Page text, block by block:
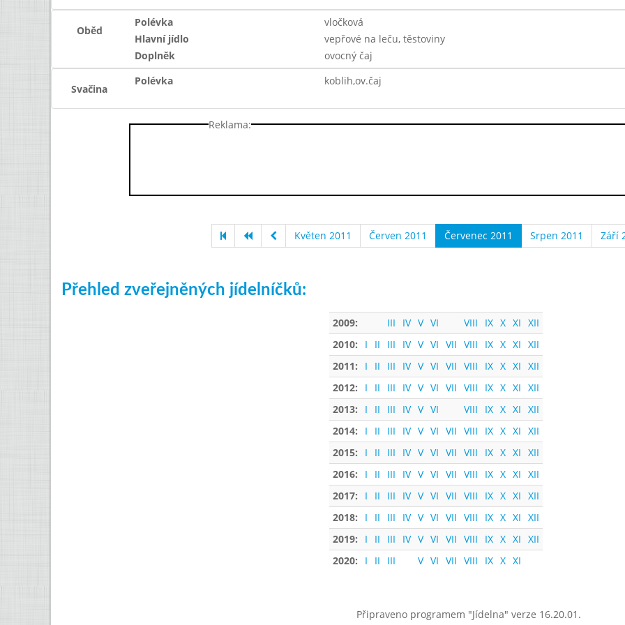
Oběd
Polévka
vločková
Hlavní jídlo
vepřové na leču, těstoviny
Doplněk
ovocný čaj
Svačina
Polévka koblih,ov.čaj
Reklama:
Květen 2011 Červen 2011 Červenec 2011 Srpen 2011 Září
Přehled zveřejněných jídelníčků:
2009: III IV V VI VIII IX X XI XII
2010:
I II III IV V VI VII VIII IX X XI XII
2011:
I II III IV V VI VII VIII IX X XI XII
2012:
I II III IV V VI VII VIII IX X XI XII
2013:
I II III IV V VI VIII IX X XI XII
2014:
I II III IV V VI VII VIII IX X XI XII
2015:
I II III IV V VI VII VIII IX X XI XII
2016:
I II III IV V VI VII VIII IX X XI XII
2017:
I II III IV V VI VII VIII IX X XI XII
2018:
I II III IV V VI VII VIII IX X XI XII
2019:
I II III IV V VI VII VIII IX X XI XII
2020:
I II III V VI VII VIII IX X XI
Připraveno programem "Jídelna" verze 16.20.01.